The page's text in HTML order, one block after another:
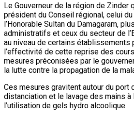
Le Gouverneur de la région de Zinder
président du Conseil régional, celui
l’Honorable Sultan du Damagaram,
administratifs et ceux du secteur de
au niveau de certains établissements
l’effectivité de cette reprise des
mesures préconisées par le
la lutte contre la propagation de la
Ces mesures gravitent autour du port
distanciation et le lavage des mains à
l’utilisation de gels hydro alcoolique.